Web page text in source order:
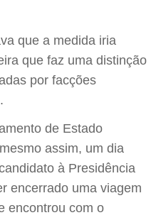
que a medida iria
que faz uma distinção
por facções
de Estado
assim, um dia
à Presidência
encerrado uma viagem
encontrou com o